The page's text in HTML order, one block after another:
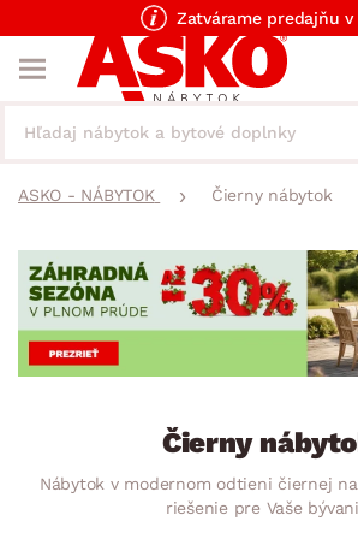
Zatvárame predajňu
ASKO - NÁBYTOK Čierny nábytok
Čierny
Nábytok v modernom odtieni čiernej na
riešenie pre Vaše